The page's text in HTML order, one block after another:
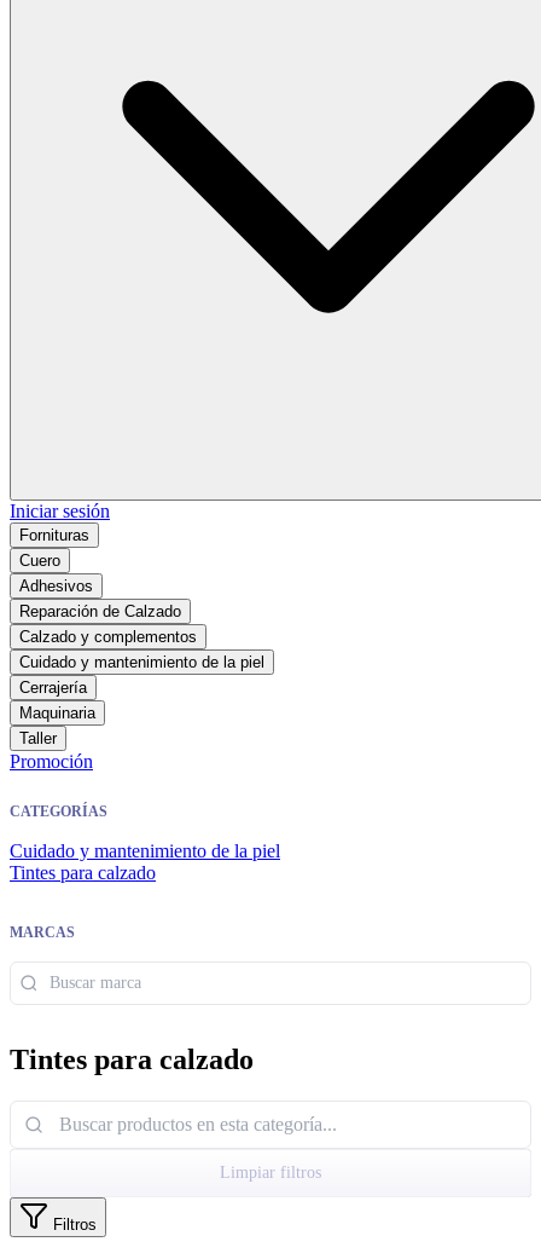
Iniciar sesión
Fornituras
Cuero
Adhesivos
Reparación de Calzado
Calzado y complementos
Cuidado y mantenimiento de la piel
Cerrajería
Maquinaria
Taller
Promoción
CATEGORÍAS
Cuidado y mantenimiento de la piel
Tintes para calzado
MARCAS
Tintes para calzado
Limpiar filtros
Filtros